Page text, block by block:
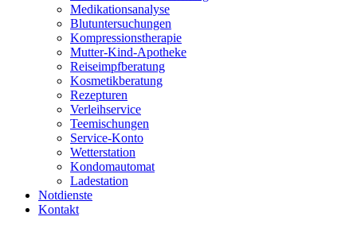
Medikationsanalyse
Blutuntersuchungen
Kompressionstherapie
Mutter-Kind-Apotheke
Reiseimpfberatung
Kosmetikberatung
Rezepturen
Verleihservice
Teemischungen
Service-Konto
Wetterstation
Kondomautomat
Ladestation
Notdienste
Kontakt